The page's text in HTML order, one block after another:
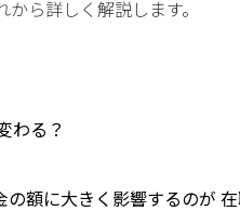
ら詳しく解説します。
わる？
額に大きく影響するのが 在